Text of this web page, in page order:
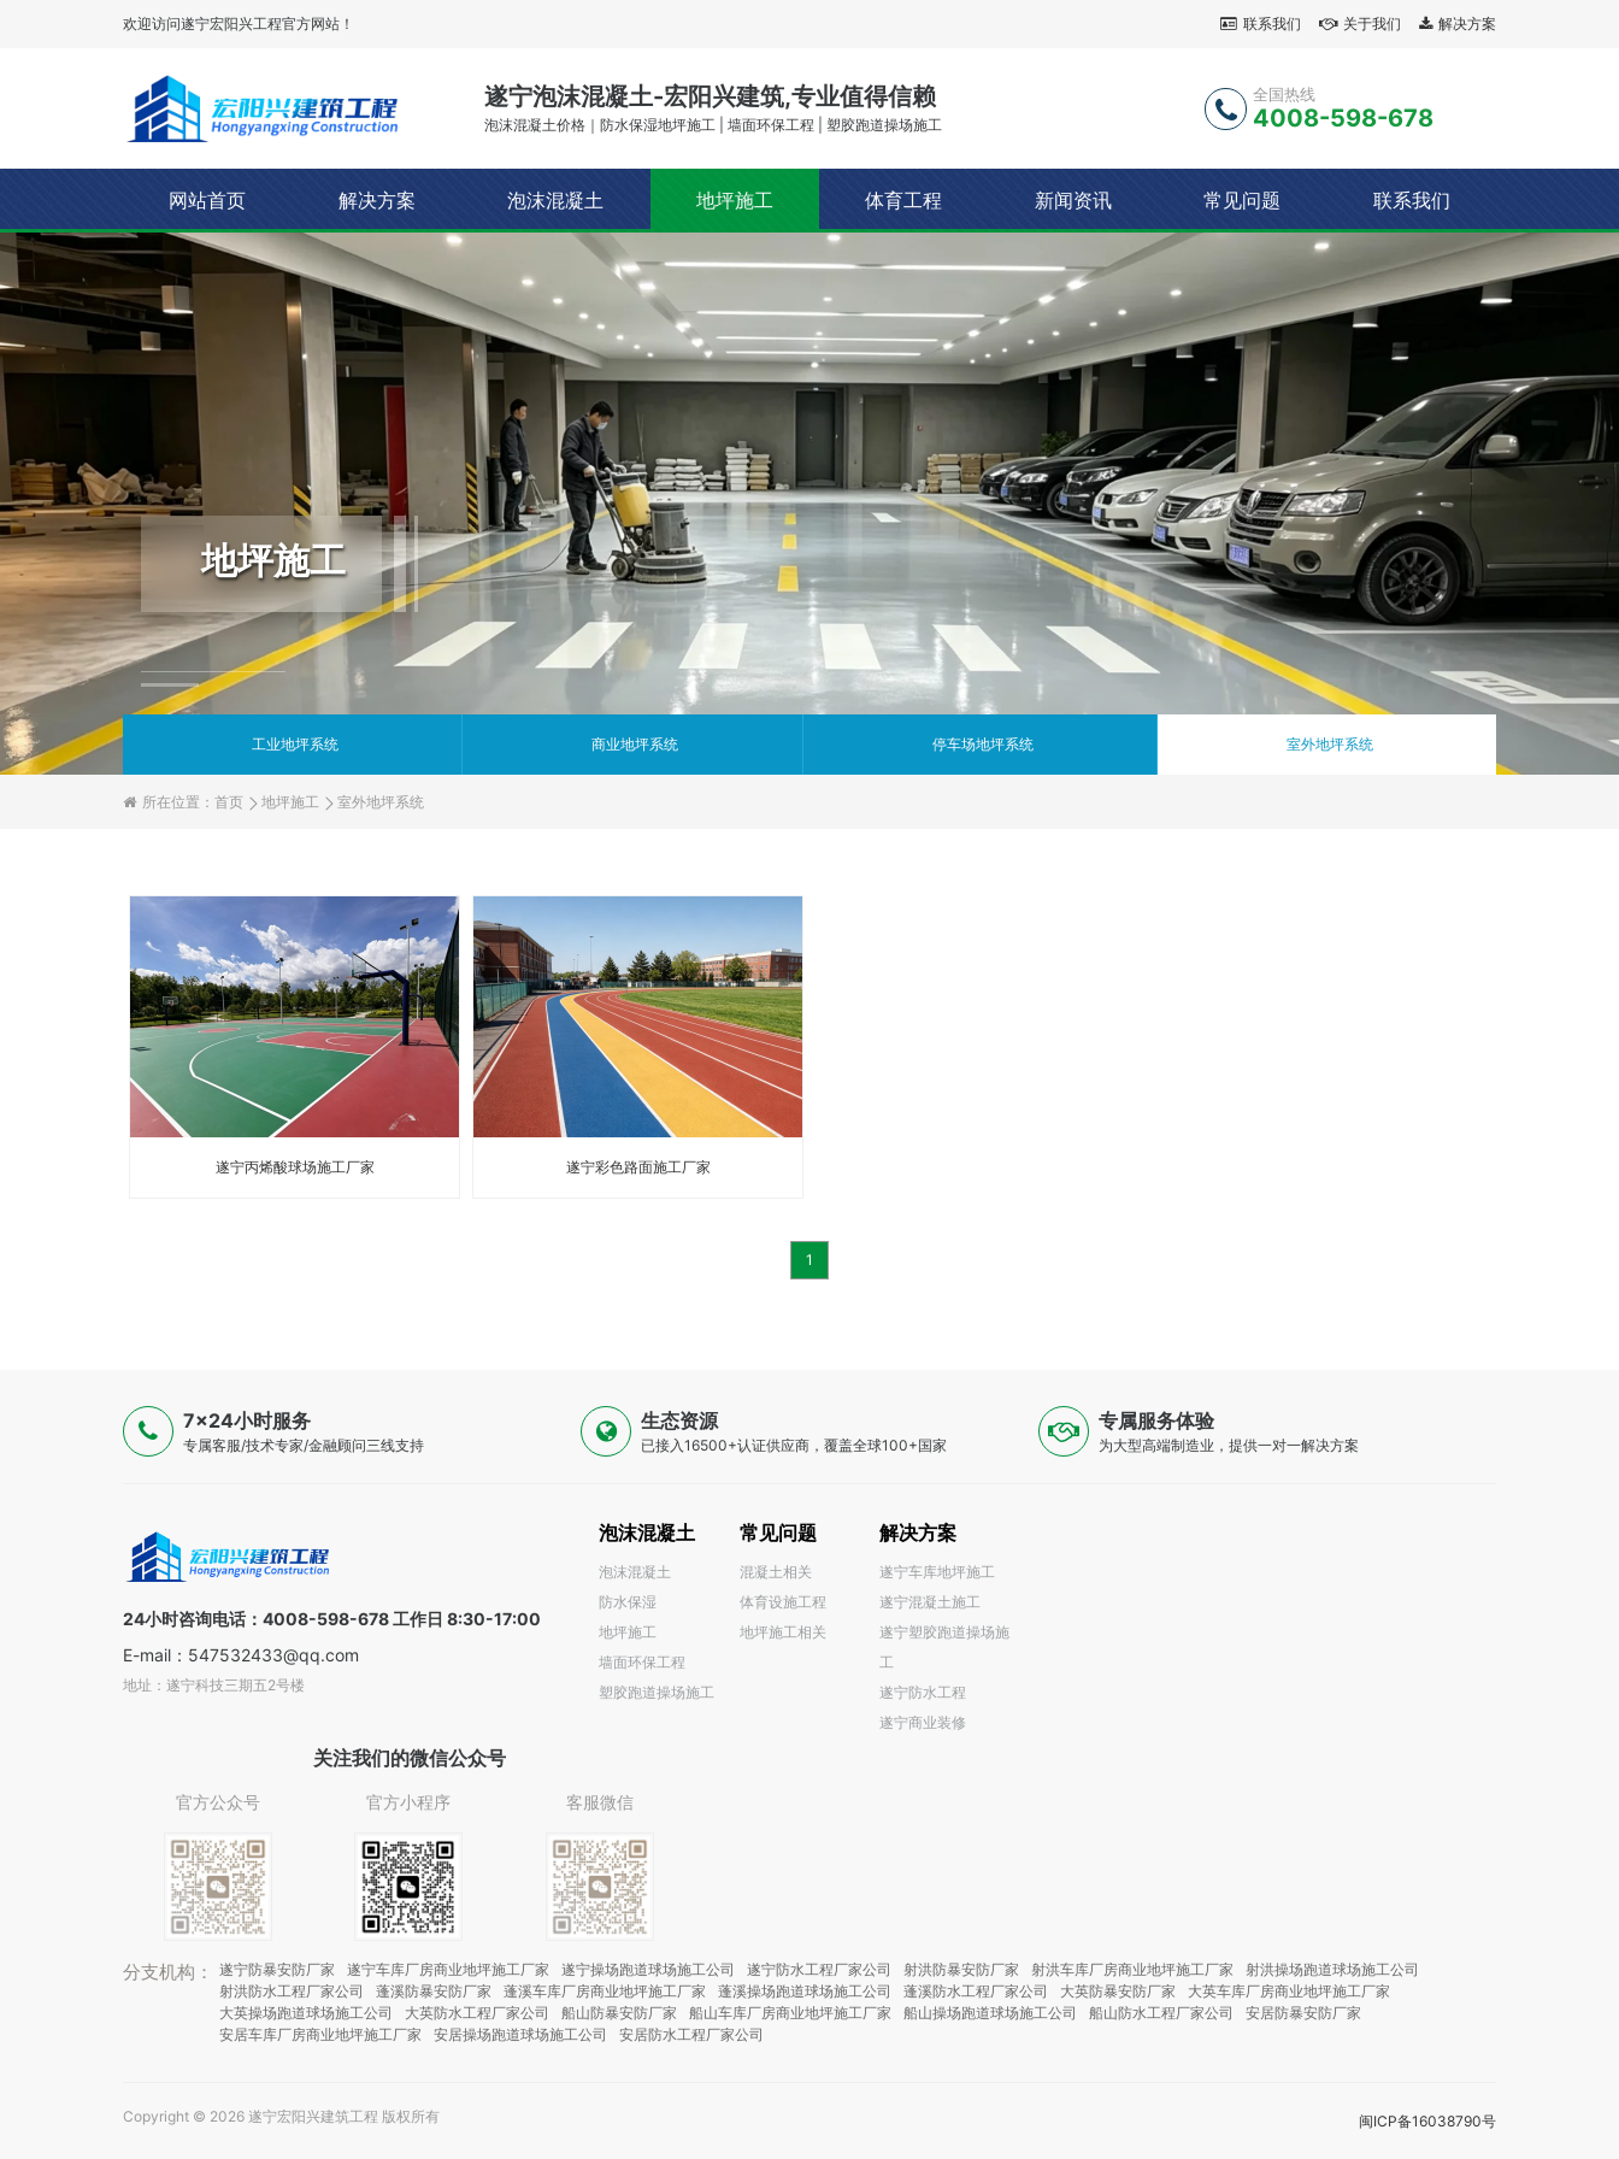
欢迎访问遂宁宏阳兴工程官方网站！ 解决方案
关于我们
联系我们
遂宁泡沫混凝土-宏阳兴建筑,专业值得信赖
泡沫混凝土价格｜防水保湿地坪施工 | 墙面环保工程 | 塑胶跑道操场施工
全国热线
4008-598-678
网站首页 解决方案 泡沫混凝土 地坪施工 体育工程 新闻资讯 常见问题 联系我们
地坪施工
工业地坪系统 商业地坪系统 停车场地坪系统 室外地坪系统
所在位置： 首页 地坪施工 室外地坪系统
遂宁丙烯酸球场施工厂家 遂宁彩色路面施工厂家
1
7×24小时服务
专属客服/技术专家/金融顾问三线支持
生态资源
已接入16500+认证供应商，覆盖全球100+国家
专属服务体验
为大型高端制造业，提供一对一解决方案
24小时咨询电话：4008-598-678 工作日 8:30-17:00
E-mail：547532433@qq.com
地址：遂宁科技三期五2号楼
泡沫混凝土
泡沫混凝土
防水保湿
地坪施工
墙面环保工程
塑胶跑道操场施工
常见问题
混凝土相关
体育设施工程
地坪施工相关
解决方案
遂宁车库地坪施工
遂宁混凝土施工
遂宁塑胶跑道操场施
工
遂宁防水工程
遂宁商业装修
关注我们的微信公众号
官方公众号 官方小程序 客服微信
分支机构： 遂宁防暴安防厂家 遂宁车库厂房商业地坪施工厂家 遂宁操场跑道球场施工公司 遂宁防水工程厂家公司 射洪防暴安防厂家 射洪车库厂房商业地坪施工厂家
射洪操场跑道球场施工公司
射洪防水工程厂家公司
蓬溪防暴安防厂家 蓬溪车库厂房商业地坪施工厂家 蓬溪操场跑道球场施工公司 蓬溪防水工程厂家公司 大英防暴安防厂家
大英车库厂房商业地坪施工厂家
大英操场跑道球场施工公司
大英防水工程厂家公司 船山防暴安防厂家 船山车库厂房商业地坪施工厂家 船山操场跑道球场施工公司 船山防水工程厂家公司
安居防暴安防厂家
安居车库厂房商业地坪施工厂家
安居操场跑道球场施工公司 安居防水工程厂家公司
Copyright © 2026 遂宁宏阳兴建筑工程 版权所有 闽ICP备16038790号